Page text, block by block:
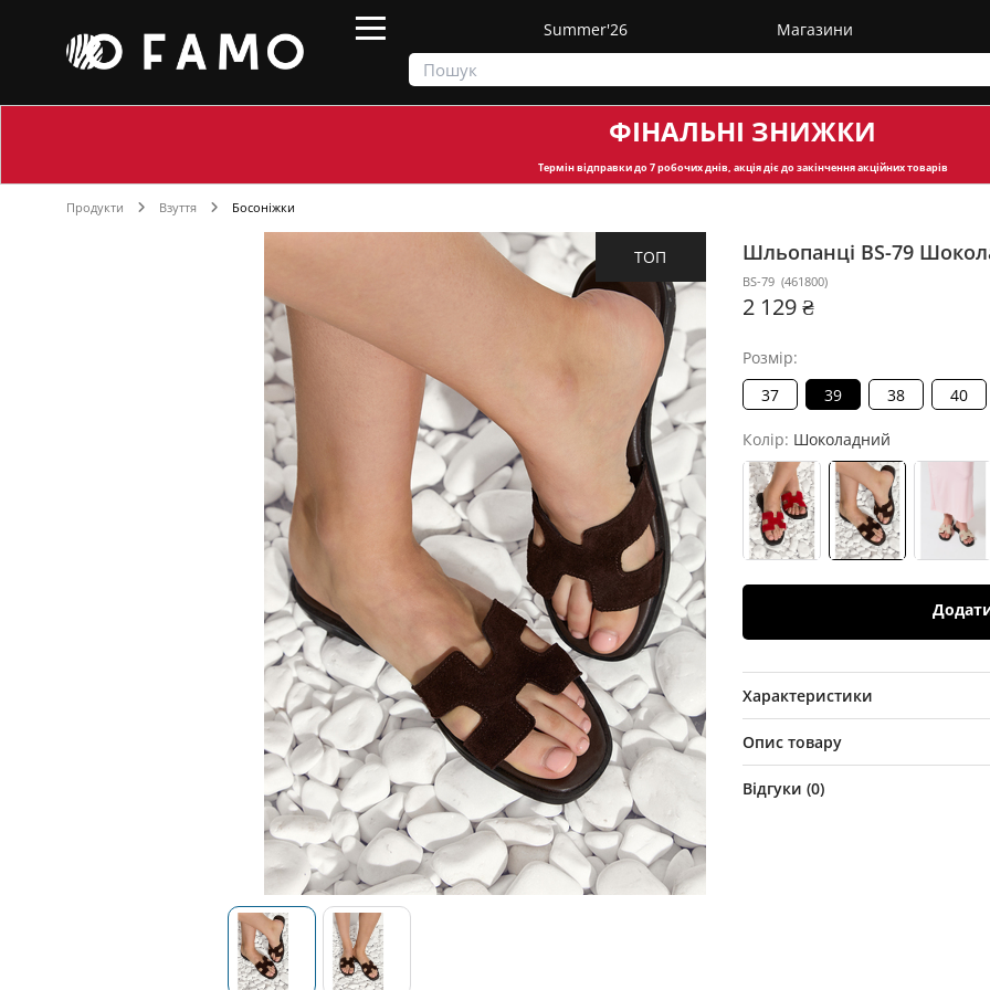
Summer'26 Магазини
ФІНАЛЬНІ ЗНИЖКИ
Термін відправкидо 7 робочих днів, акція діє до закінчення акційних товарів
Продукти Взуття Босоніжки
ТОП Шльопанці BS-79
BS-79 (461800)
2 129 ₴
Розмір:
37
39 38 40
Колір: Шоколадний
Характеристики
Опис товару
Відгуки (0)